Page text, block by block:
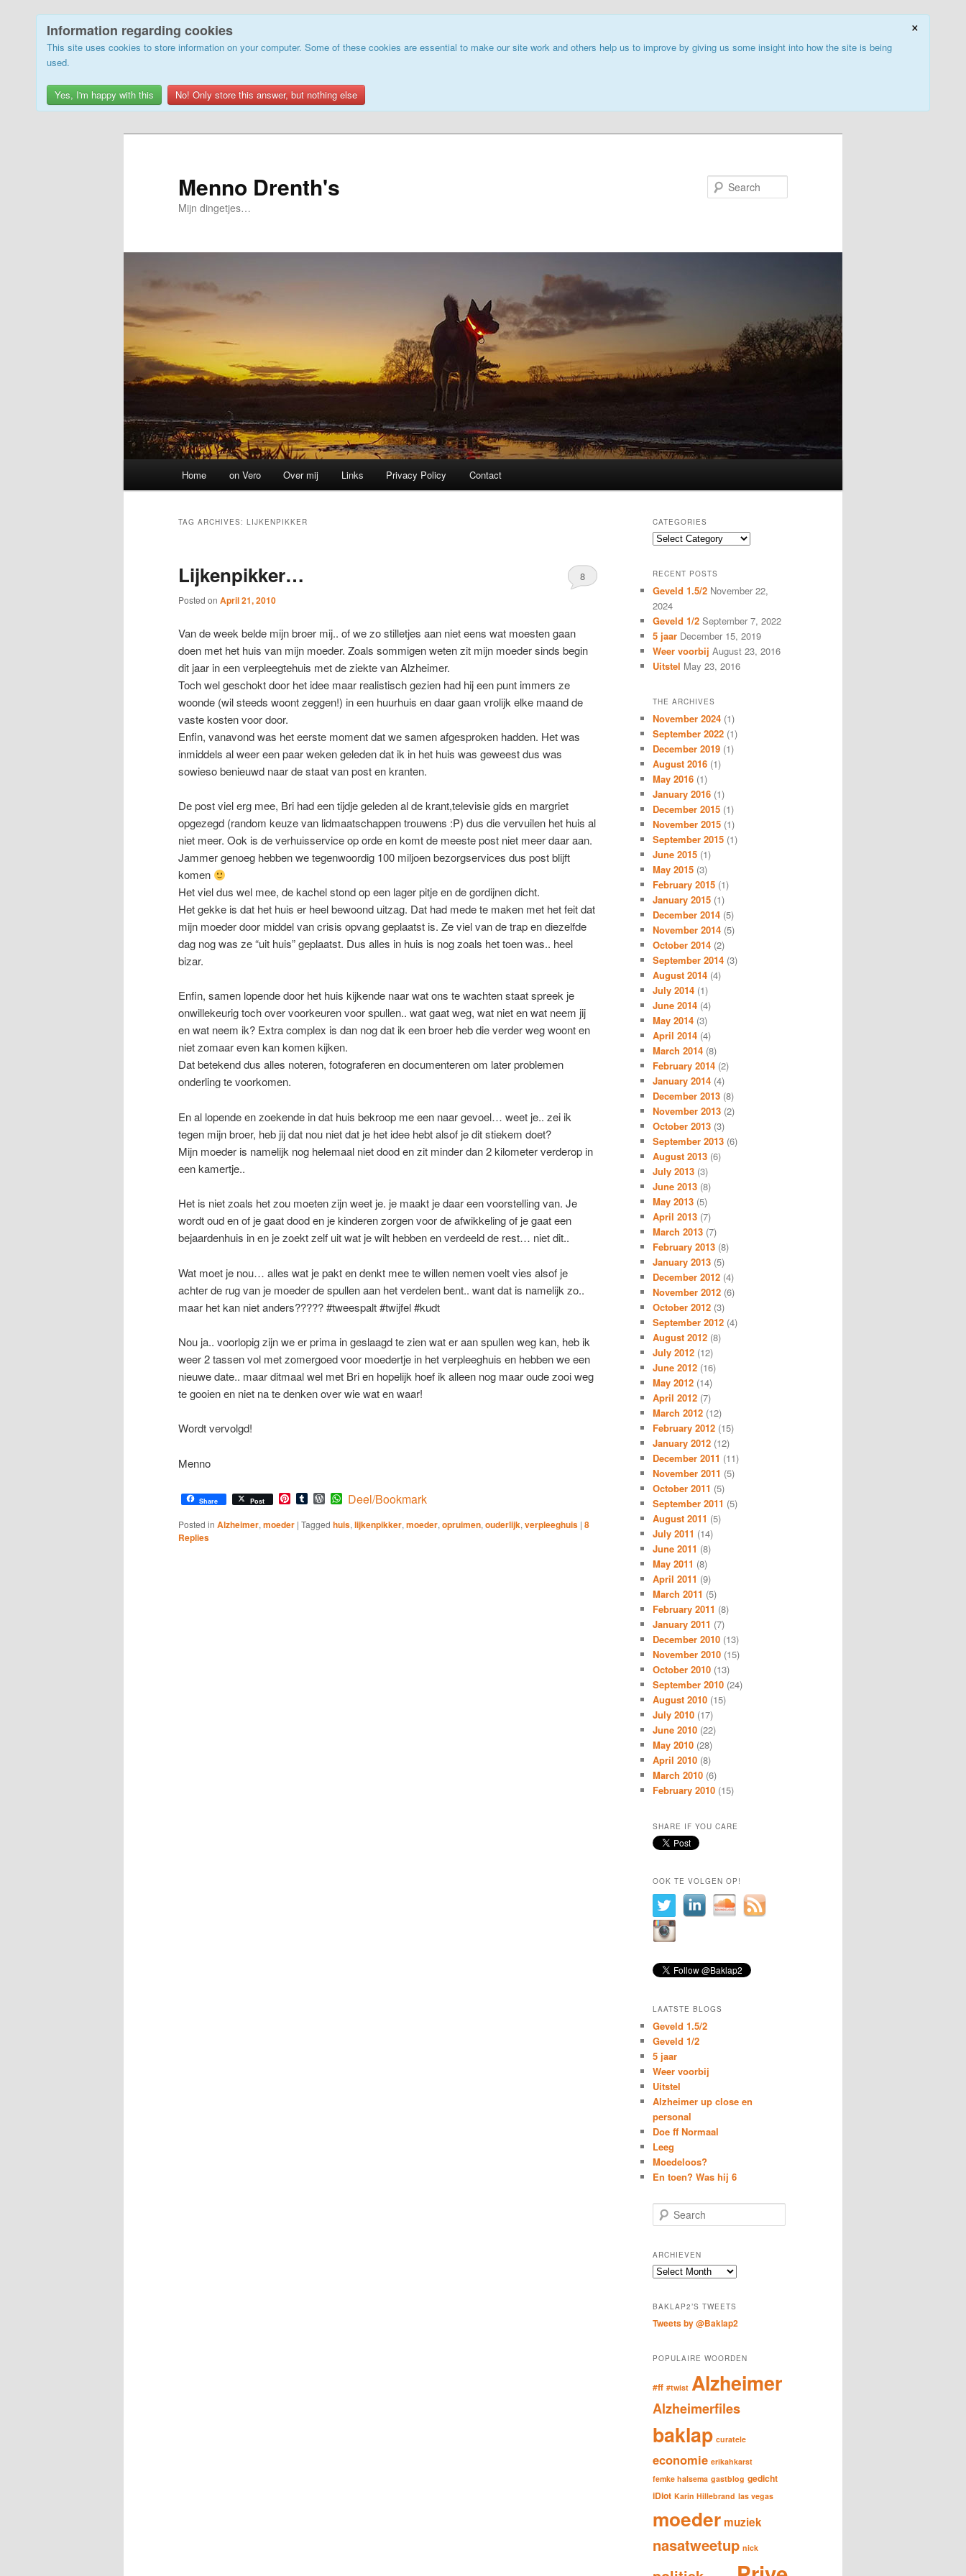
×
Information regarding cookies
This site uses cookies to store information on your computer. Some of these cookies are essential to make our site work and others help us to improve by giving us some insight into how the site is being
used.
Yes, I'm happy with this No! Only store this answer, but nothing else
Menno Drenth's
Mijn dingetjes…
Home on Vero Over mij Links Privacy Policy Contact
TAG ARCHIVES: LIJKENPIKKER
Lijkenpikker…
Posted on April 21, 2010
8
Van de week belde mijn broer mij.. of we zo stilletjes aan niet eens wat moesten gaan
doen met het huis van mijn moeder. Zoals sommigen weten zit mijn moeder sinds begin
dit jaar in een verpleegtehuis met de ziekte van Alzheimer.
Toch wel geschokt door het idee maar realistisch gezien had hij een punt immers ze
woonde (wil steeds woont zeggen!) in een huurhuis en daar gaan vrolijk elke maand de
vaste kosten voor door.
Enfin, vanavond was het eerste moment dat we samen afgesproken hadden. Het was
inmiddels al weer een paar weken geleden dat ik in het huis was geweest dus was
sowieso benieuwd naar de staat van post en kranten.
De post viel erg mee, Bri had een tijdje geleden al de krant,televisie gids en margriet
opgezegd (random keuze van lidmaatschappen trouwens :P) dus die vervuilen het huis al
niet meer. Ook is de verhuisservice op orde en komt de meeste post niet meer daar aan.
Jammer genoeg hebben we tegenwoordig 100 miljoen bezorgservices dus post blijft
komen
Het viel dus wel mee, de kachel stond op een lager pitje en de gordijnen dicht.
Het gekke is dat het huis er heel bewoond uitzag. Dat had mede te maken met het feit dat
mijn moeder door middel van crisis opvang geplaatst is. Ze viel van de trap en diezelfde
dag nog was ze “uit huis” geplaatst. Dus alles in huis is nog zoals het toen was.. heel
bizar.
Enfin, samen lopende door het huis kijkende naar wat ons te wachten staat spreek je
onwillekeurig toch over voorkeuren voor spullen.. wat gaat weg, wat niet en wat neem jij
en wat neem ik? Extra complex is dan nog dat ik een broer heb die verder weg woont en
niet zomaar even kan komen kijken.
Dat betekend dus alles noteren, fotograferen en documenteren om later problemen
onderling te voorkomen.
En al lopende en zoekende in dat huis bekroop me een naar gevoel… weet je.. zei ik
tegen mijn broer, heb jij dat nou niet dat je het idee hebt alsof je dit stiekem doet?
Mijn moeder is namelijk nog helemaal niet dood en zit minder dan 2 kilometer verderop in
een kamertje..
Het is niet zoals het zou moeten zijn weet je. je maakt je daar een voorstelling van. Je
wordt oud en of je gaat dood en je kinderen zorgen voor de afwikkeling of je gaat een
bejaardenhuis in en je zoekt zelf uit wat je wilt hebben en verdeeld de rest… niet dit..
Wat moet je nou… alles wat je pakt en denkt mee te willen nemen voelt vies alsof je
achter de rug van je moeder de spullen aan het verdelen bent.. want dat is namelijk zo..
maar het kan niet anders????? #tweespalt #twijfel #kudt
Nou ja.. voorlopig zijn we er prima in geslaagd te zien wat er aan spullen weg kan, heb ik
weer 2 tassen vol met zomergoed voor moedertje in het verpleeghuis en hebben we een
nieuwe date.. maar ditmaal wel met Bri en hopelijk hoef ik alleen nog maar oude zooi weg
te gooien en niet na te denken over wie wat en waar!
Wordt vervolgd!
Menno
Share Post Pinterest
TumblrWordPress
WhatsApp
Deel/Bookmark
Posted in Alzheimer, moeder | Tagged huis, lijkenpikker, moeder, opruimen, ouderlijk, verpleeghuis | 8
Replies
CATEGORIES
Categories
RECENT POSTS
Geveld 1.5/2 November 22,
2024
Geveld 1/2 September 7, 2022
5 jaar December 15, 2019
Weer voorbij August 23, 2016
Uitstel May 23, 2016
THE ARCHIVES
November 2024 (1)
September 2022 (1)
December 2019 (1)
August 2016 (1)
May 2016 (1)
January 2016 (1)
December 2015 (1)
November 2015 (1)
September 2015 (1)
June 2015 (1)
May 2015 (3)
February 2015 (1)
January 2015 (1)
December 2014 (5)
November 2014 (5)
October 2014 (2)
September 2014 (3)
August 2014 (4)
July 2014 (1)
June 2014 (4)
May 2014 (3)
April 2014 (4)
March 2014 (8)
February 2014 (2)
January 2014 (4)
December 2013 (8)
November 2013 (2)
October 2013 (3)
September 2013 (6)
August 2013 (6)
July 2013 (3)
June 2013 (8)
May 2013 (5)
April 2013 (7)
March 2013 (7)
February 2013 (8)
January 2013 (5)
December 2012 (4)
November 2012 (6)
October 2012 (3)
September 2012 (4)
August 2012 (8)
July 2012 (12)
June 2012 (16)
May 2012 (14)
April 2012 (7)
March 2012 (12)
February 2012 (15)
January 2012 (12)
December 2011 (11)
November 2011 (5)
October 2011 (5)
September 2011 (5)
August 2011 (5)
July 2011 (14)
June 2011 (8)
May 2011 (8)
April 2011 (9)
March 2011 (5)
February 2011 (8)
January 2011 (7)
December 2010 (13)
November 2010 (15)
October 2010 (13)
September 2010 (24)
August 2010 (15)
July 2010 (17)
June 2010 (22)
May 2010 (28)
April 2010 (8)
March 2010 (6)
February 2010 (15)
SHARE IF YOU CARE
OOK TE VOLGEN OP!
LAATSTE BLOGS
Geveld 1.5/2
Geveld 1/2
5 jaar
Weer voorbij
Uitstel
Alzheimer up close en
personal
Doe ff Normaal
Leeg
Moedeloos?
En toen? Was hij 6
e
r
c
h
ARCHIEVEN
Archieven
BAKLAP2’S TWEETS
Tweets by @Baklap2
POPULAIRE WOORDEN
#ff #twist Alzheimer
Alzheimerfiles
baklap curatele
economie erikahkarst
femke halsema gastblog gedicht
iDiot Karin Hillebrand las vegas
moeder muziek
nasatweetup nick